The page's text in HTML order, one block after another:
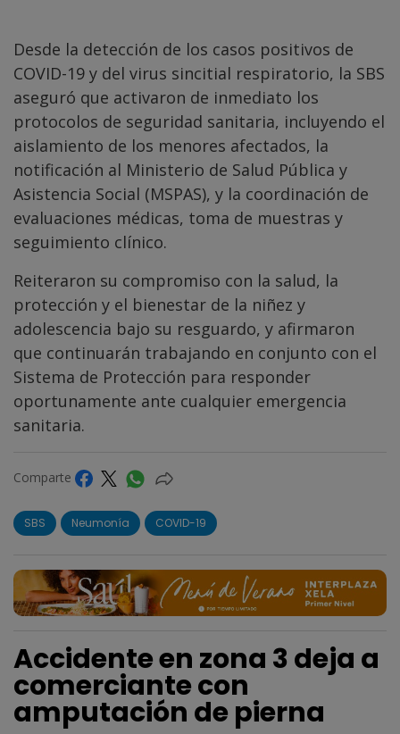
Desde la detección de los casos positivos de
COVID-19 y del virus sincitial respiratorio, la SBS
aseguró que activaron de inmediato los
protocolos de seguridad sanitaria, incluyendo el
aislamiento de los menores afectados, la
notificación al Ministerio de Salud Pública y
Asistencia Social (MSPAS), y la coordinación de
evaluaciones médicas, toma de muestras y
seguimiento clínico.
Reiteraron su compromiso con la salud, la
protección y el bienestar de la niñez y
adolescencia bajo su resguardo, y afirmaron
que continuarán trabajando en conjunto con el
Sistema de Protección para responder
oportunamente ante cualquier emergencia
sanitaria.
Comparte
SBS Neumonía COVID-19
Accidente en zona 3 deja a
comerciante con
amputación de pierna